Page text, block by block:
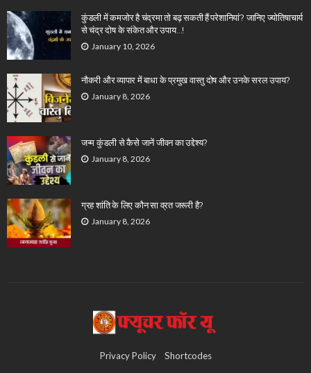
कुंडली में कमजोर है चंद्रमा तो बढ़ सकती हैं परेशानियां? जानिए ज्योतिषाचार्य
से चंद्र दोष के संकेत और उपाय…!
January 10, 2026
नौकरी और व्यापार में बाधा के प्रमुख वास्तु दोष और उनके सरल उपाय?
January 8, 2026
जन्म कुंडली से कैसे जानें जीवन का उद्देश्य?
January 8, 2026
ग्रह शांति के लिए कौन सा व्रत जरूरी है?
January 8, 2026
Privacy Policy Shortcodes